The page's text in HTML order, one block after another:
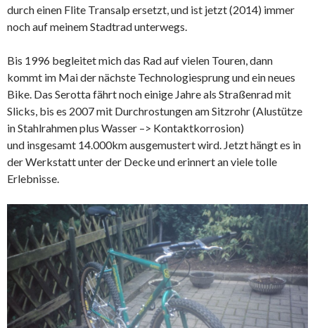
durch einen Flite Transalp ersetzt, und ist jetzt (2014) immer
noch auf meinem Stadtrad unterwegs.
Bis 1996 begleitet mich das Rad auf vielen Touren, dann
kommt im Mai der nächste Technologiesprung und ein neues
Bike. Das Serotta fährt noch einige Jahre als Straßenrad mit
Slicks, bis es 2007 mit Durchrostungen am Sitzrohr (Alustütze
in Stahlrahmen plus Wasser –> Kontaktkorrosion)
und insgesamt 14.000km ausgemustert wird. Jetzt hängt es in
der Werkstatt unter der Decke und erinnert an viele tolle
Erlebnisse.